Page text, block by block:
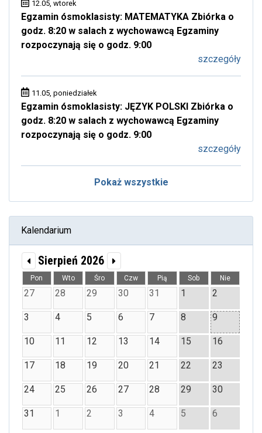
12.05, wtorek
Egzamin ósmoklasisty: MATEMATYKA Zbiórka o
godz. 8:20 w salach z wychowawcą Egzaminy
rozpoczynają się o godz. 9:00
szczegóły
11.05, poniedziałek
Egzamin ósmoklasisty: JĘZYK POLSKI Zbiórka o
godz. 8:20 w salach z wychowawcą Egzaminy
rozpoczynają się o godz. 9:00
szczegóły
Pokaż wszystkie
Kalendarium
Sierpień 2026
Pon Wto Śro Czw Pią Sob Nie
27 28 29 30 31 1 2
3 4 5 6 7 8 9
10 11 12 13 14 15 16
17 18 19 20 21 22 23
24 25 26 27 28 29 30
31 1 2 3 4 5 6